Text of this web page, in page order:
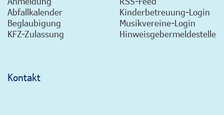
Abfallkalender
Beglaubigung
KFZ-Zulassung
Kinderbetreuung-Login
Musikvereine-Login
Hinweisgebermeldestelle
Kontakt